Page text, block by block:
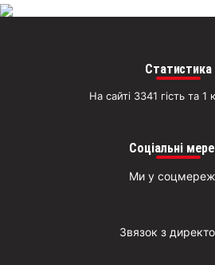
Статистика
На сайті 3341 гість та 1
Соціальні
Ми у
Звязок з